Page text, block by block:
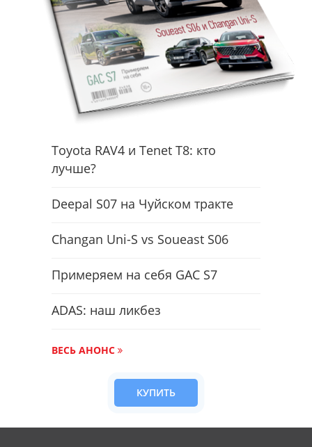
Toyota RAV4 и Tenet T8: кто
лучше?
Deepal S07 на Чуйском тракте
Changan Uni-S vs Soueast S06
Примеряем на себя GAC S7
ADAS: наш ликбез
ВЕСЬ АНОНС
КУПИТЬ